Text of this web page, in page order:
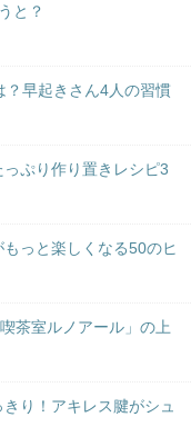
と？
？早起きさん4人の習慣
ぷり作り置きレシピ3
っと楽しくなる50のヒ
茶室ルノアール」の上
り！アキレス腱がシュ